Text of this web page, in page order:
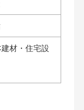
・住宅設